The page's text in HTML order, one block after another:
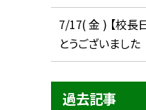
7/17( 金 ) 【校長
とうございました
過去記事